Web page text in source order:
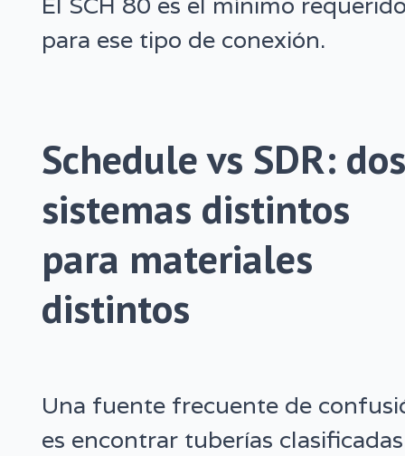
para ese tipo de conexión.
Schedule vs SDR:
sistemas distintos
para materiales
distintos
Una fuente frecuente de
es encontrar tuberías clasificadas